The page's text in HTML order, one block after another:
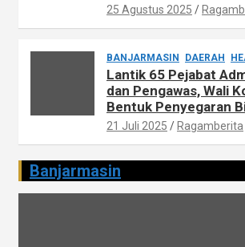
25 Agustus 2025
BANJARMASIN DAERAH
Lantik 65 Pejabat
dan Pengawas, Wali
Bentuk Penyegaran
21 Juli 2025 Ragamberita
Banjarmasin